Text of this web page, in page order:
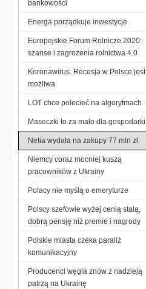
bankowości
Energa porządkuje inwestycje
Europejskie Forum Rolnicze 2020:
szanse i zagrożenia rolnictwa 4.0
Koronawirus. Recesja w Polsce jest
możliwa
LOT chce polecieć na algorytmach
Maseczki to za mało dla gospodarki
Netia wydała na zakupy 77 mln zł
Niemcy coraz mocniej kuszą
pracowników z Ukrainy
Polacy nie myślą o emeryturze
Polscy szefowie wyżej cenią stałą,
dobrą pensję niż premie i nagrody
Polskie miasta czeka paraliż
komunikacyjny
Producenci węgla znów z nadzieją
patrzą na Ukrainę